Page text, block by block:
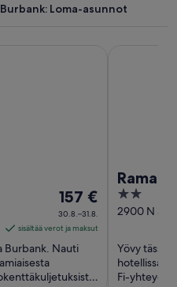
Burbank: Loma-asunnot
Hinta
on
157 €
per
ajalle
157 €
30.8.–31.8.
sisältää verot ja maksut
Burbank. Nauti
Airport
2
out
5
2900 N
Yövy tässä
hotellissa
Fi-